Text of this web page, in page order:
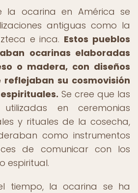
la ocarina en América se
antiguas como la
e inca. Estos pueblos
ocarinas elaboradas
o madera, con diseños
su cosmovisión
Se cree que las
en ceremonias
y rituales de la cosecha,
como instrumentos
de comunicar con los
espiritual.
tiempo, la ocarina se ha